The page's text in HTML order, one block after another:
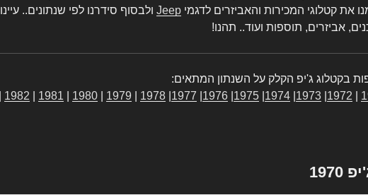
את קטלוגי המכירות והאביזרים לדגמי Jeep ולבסוף סידרנו לפי שנתונים..
אביזרים, תוספות ועוד.. תהנו!
בקטלוג ג'יפ הקלק על השנתון המתאים:
1972
1973
1974
1975
1976
1977
1978
1979
1980
1981
1982